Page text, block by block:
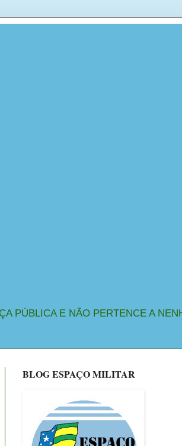
PÚBLICA E NÃO PERTENCE A
BLOG ESPAÇO MILITAR